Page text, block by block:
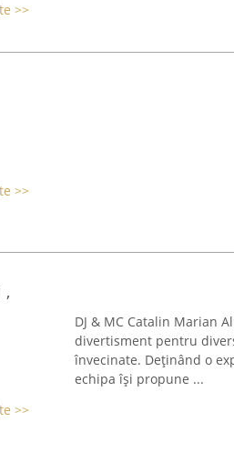
>>
>>
,
>>
DJ & MC Catalin Marian
divertisment pentru
învecinate. Deținând o
echipa își propune ...